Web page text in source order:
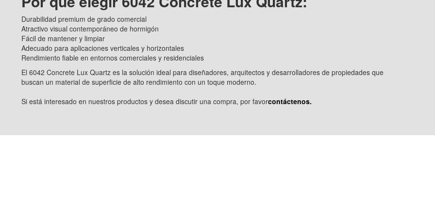
Durabilidad premium de grado comercial
Atractivo visual contemporáneo de hormigón
Fácil de mantener y limpiar
Adecuado para aplicaciones verticales y horizontales
Rendimiento fiable en entornos comerciales y residenciales
El 6042 Concrete Lux Quartz es la solución ideal para diseñadores, arquitectos y desarrolladores de propiedades que
buscan un material de superficie de alto rendimiento con un toque moderno.
Si está interesado en nuestros productos y desea discutir una compra, por favorcontáctenos.